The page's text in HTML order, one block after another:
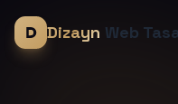
Dizayn Web